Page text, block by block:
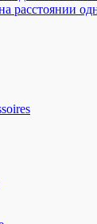
расстоянии